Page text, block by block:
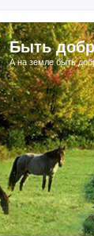
Быть
А на земле быть